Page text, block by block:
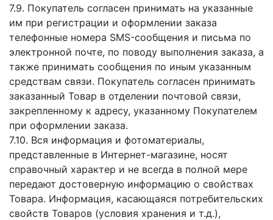
7.9. Покупатель согласен принимать на указанные
им при регистрации и оформлении заказа
телефонные номера SMS-сообщения и письма по
электронной почте, по поводу выполнения заказа, а
также принимать сообщения по иным указанным
средствам связи. Покупатель согласен принимать
заказанный Товар в отделении почтовой связи,
закрепленному к адресу, указанному Покупателем
при оформлении заказа.
7.10. Вся информация и фотоматериалы,
представленные в Интернет-магазине, носят
справочный характер и не всегда в полной мере
передают достоверную информацию о свойствах
Товара. Информация, касающаяся потребительских
свойств Товаров (условия хранения и т.д.),